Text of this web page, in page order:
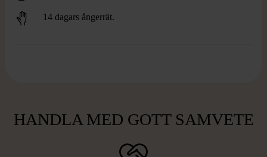
14 dagars ångerrät.
HANDLA MED GOTT SAMVETE